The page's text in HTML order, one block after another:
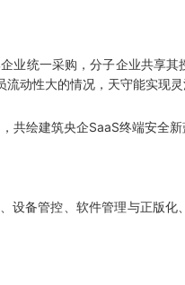
业统一采购，分子企业共享
动性大的情况，天守能实现
备管控、软件管理与正版